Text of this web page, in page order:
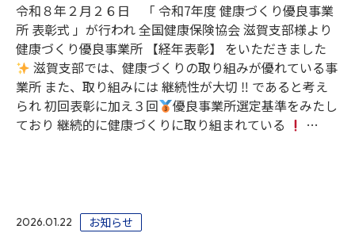
令和８年２月２６日 「 令和7年度 健康づくり優良事業
所 表彰式 」が行われ 全国健康保険協会 滋賀支部様より
健康づくり優良事業所 【経年表彰】 をいただきました
滋賀支部では、健康づくりの取り組みが優れている事
業所 また、取り組みには 継続性が大切 ‼ であると考え
られ 初回表彰に加え３回
優良事業所選定基準をみたし
ており 継続的に健康づくりに取り組まれている
…
2026.01.22 お知らせ